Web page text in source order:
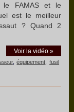
le FAMAS et le
est le meilleur
? Quand 2
Voir la vidéo »
,équipement ,fusil